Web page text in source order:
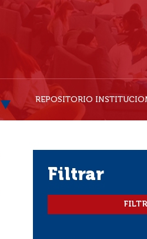
REPOSITORIO
filtrar